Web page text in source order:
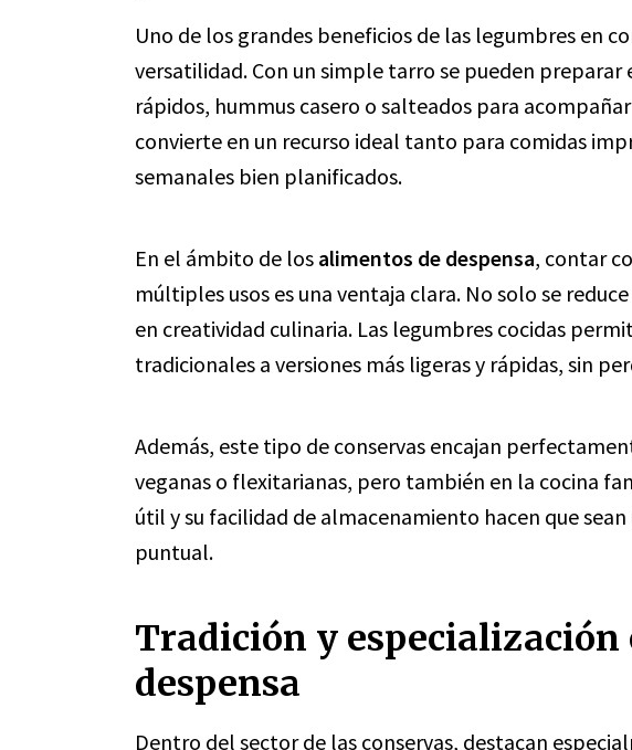
Uno de los grandes beneficios de las legumbres en
versatilidad. Con un simple tarro se pueden preparar
rápidos, hummus casero o salteados para
convierte en un recurso ideal tanto para comidas
semanales bien planificados.
En el ámbito de los alimentos de despensa, contar
múltiples usos es una ventaja clara. No solo se
en creatividad culinaria. Las legumbres cocidas
tradicionales a versiones más ligeras y rápidas, sin
Además, este tipo de conservas encajan
veganas o flexitarianas, pero también en la cocina
útil y su facilidad de almacenamiento hacen que
puntual.
Tradición y especialización
despensa
Dentro del sector de las conservas, destacan